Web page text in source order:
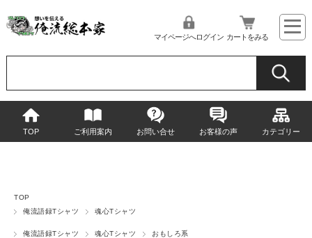
マイページへログイン カートをみる
TOP ご利用案内 お問い合せ お客様の声 カテゴリー
TOP
俺流語録Tシャツ
魂心Tシャツ
俺流語録Tシャツ 魂心Tシャツ おもしろ系